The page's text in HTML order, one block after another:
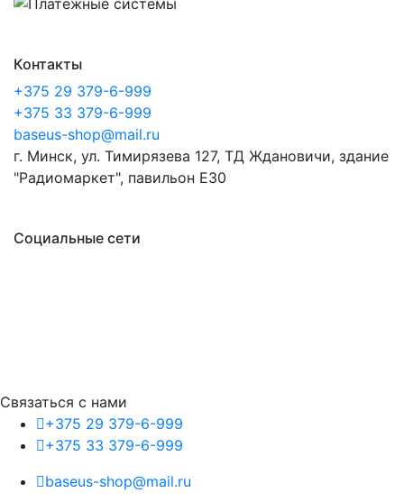
Контакты
+375 29 379-6-999
+375 33 379-6-999
baseus-shop@mail.ru
г. Минск, ул. Тимирязева 127, ТД Ждановичи, здание
"Радиомаркет", павильон E30
Социальные сети
Связаться с нами
+375 29 379-6-999
+375 33 379-6-999
baseus-shop@mail.ru